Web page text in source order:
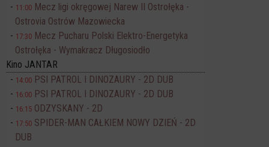
11:00 Mecz ligi okręgowej Narew II Ostrołęka -
Ostrovia Ostrów Mazowiecka
17:30 Mecz Pucharu Polski Elektro-Energetyka
Ostrołęka - Wymakracz Długosiodło
Kino JANTAR
14:00 PSI PATROL I DINOZAURY - 2D DUB
16:00 PSI PATROL I DINOZAURY - 2D DUB
16:15 ODZYSKANY - 2D
17:50 SPIDER-MAN CAŁKIEM NOWY DZIEŃ - 2D
DUB